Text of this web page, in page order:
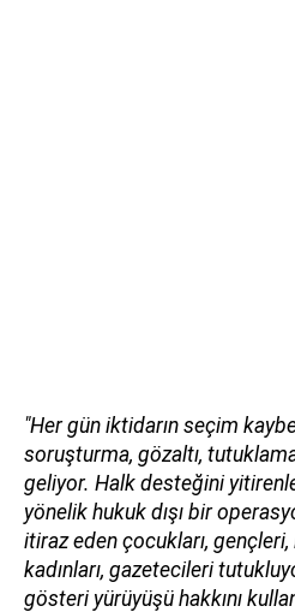
"Her gün iktidarın seçim
soruşturma, gözaltı,
geliyor. Halk desteğini
yönelik hukuk dışı bir
itiraz eden çocukları,
kadınları, gazetecileri
gösteri yürüyüşü hakkını